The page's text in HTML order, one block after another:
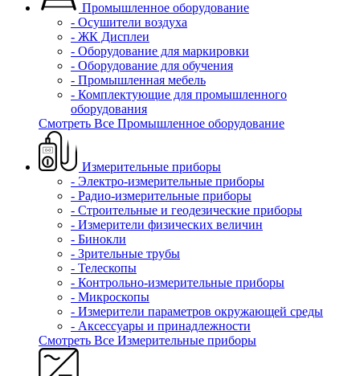
Промышленное оборудование
- Осушители воздуха
- ЖК Дисплеи
- Оборудование для маркировки
- Оборудование для обучения
- Промышленная мебель
- Комплектующие для промышленного
оборудования
Смотреть Все Промышленное оборудование
Измерительные приборы
- Электро-измерительные приборы
- Радио-измерительные приборы
- Строительные и геодезические приборы
- Измерители физических величин
- Бинокли
- Зрительные трубы
- Телескопы
- Контрольно-измерительные приборы
- Микроскопы
- Измерители параметров окружающей среды
- Аксессуары и принадлежности
Смотреть Все Измерительные приборы